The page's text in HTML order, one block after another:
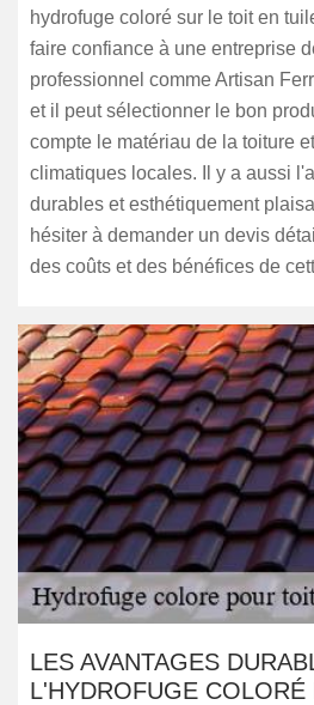
hydrofuge coloré sur le toit en
faire confiance à une entreprise
professionnel comme Artisan
et il peut sélectionner le bon
compte le matériau de la toiture
climatiques locales. Il y a aussi
durables et esthétiquement
hésiter à demander un devis
des coûts et des bénéfices de
LES AVANTAGES
L'HYDROFUGE COLORÉ